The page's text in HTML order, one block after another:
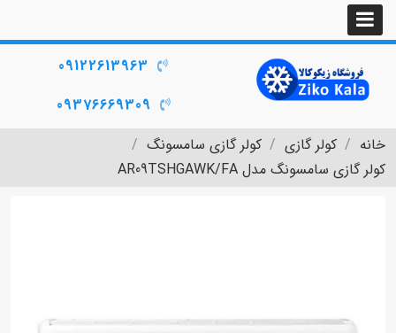
09122613963
09376669309
خانه
کولر گازی
کولر گازی سامسونگ
کولر گازی سامسونگ مدل AR09TSHGAWK/FA